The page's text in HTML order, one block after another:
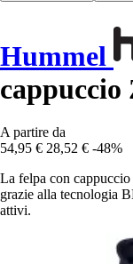
Hummel
cappuccio
A partire da
54,95 € 28,52 € -48%
La felpa con
grazie alla tecnologia
attivi.